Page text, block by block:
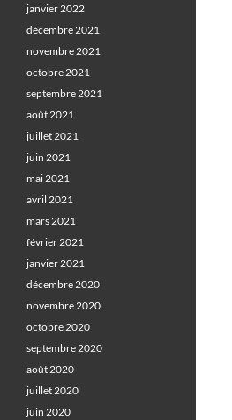
janvier 2022
décembre 2021
novembre 2021
octobre 2021
septembre 2021
août 2021
juillet 2021
juin 2021
mai 2021
avril 2021
mars 2021
février 2021
janvier 2021
décembre 2020
novembre 2020
octobre 2020
septembre 2020
août 2020
juillet 2020
juin 2020